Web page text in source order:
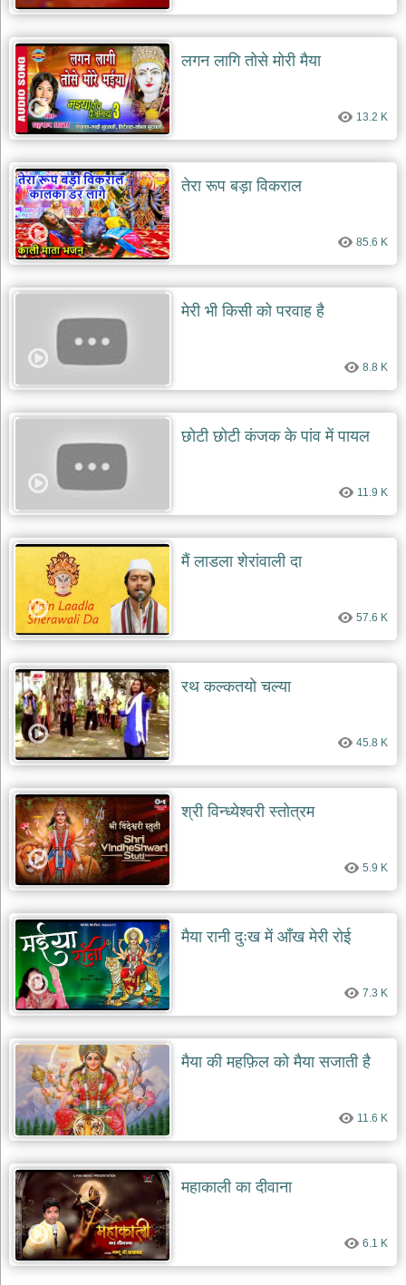
लगन लागि तोसे मोरी मैया
13.2 K
तेरा रूप बड़ा विकराल
85.6 K
मेरी भी किसी को परवाह है
8.8 K
छोटी छोटी कंजक के पांव में पायल
11.9 K
मैं लाडला शेरांवाली दा
57.6 K
रथ कल्कतयो चल्या
45.8 K
श्री विन्ध्येश्वरी स्तोत्रम
5.9 K
मैया रानी दुःख में आँख मेरी रोई
7.3 K
मैया की महफ़िल को मैया सजाती है
11.6 K
महाकाली का दीवाना
6.1 K